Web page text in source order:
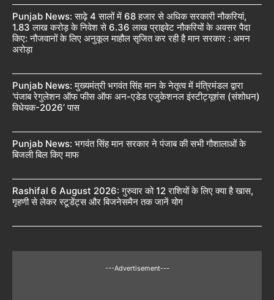
Punjab News: साढ़े 4 सालों में 68 हजार से अधिक सरकारी नौकरियां,
1.83 लाख करोड़ के निवेश से 6.36 लाख प्राइवेट नौकरियों के अवसर पैदा
किए: नौजवानों के लिए अनुकूल माहौल सृजित कर रही है मान सरकार : अमन
अरोड़ा
Punjab News: मुख्यमंत्री भगवंत सिंह मान के नेतृत्व में मंत्रिमंडल द्वारा
‘पंजाब रेगुलेशन ऑफ फीस ऑफ अन-एडेड एजुकेशनल इंस्टीट्यूशंस (संशोधन)
विधेयक-2026’ पास
Punjab News: भगवंत सिंह मान सरकार ने पंजाब की सभी गौशालाओं के
बिजली बिल किए माफ
Rashifal 6 August 2026: गुरुवार को 12 राशियों के लिए क्या है खास,
गृहणी से लेकर स्टूडेंट्स और बिजनेसमैन तक जानें योग
---Advertisement---